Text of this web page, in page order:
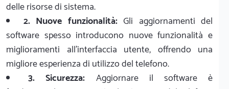
delle risorse di sistema.
2. Nuove funzionalità:Gli aggiornamenti del
software spesso introducono nuove funzionalità e
miglioramenti all'interfaccia utente, offrendo una
migliore esperienza di utilizzo del telefono.
3. Sicurezza: Aggiornare il software è